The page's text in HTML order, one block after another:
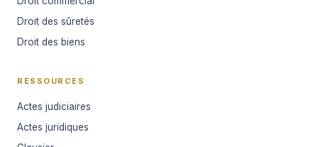
Droit des sûretés
Droit des biens
RESSOURCES
Actes judiciaires
Actes juridiques